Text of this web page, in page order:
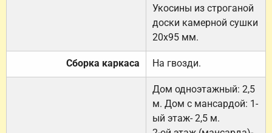
Укосины из строганой
доски камерной сушки
20х95 мм.
Сборка каркаса На гвозди.
Дом одноэтажный: 2,5
м. Дом с мансардой: 1-
ый этаж- 2,5 м.